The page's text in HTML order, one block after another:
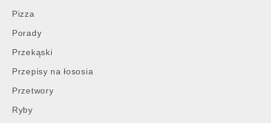
Pizza
Porady
Przekąski
Przepisy na łososia
Przetwory
Ryby